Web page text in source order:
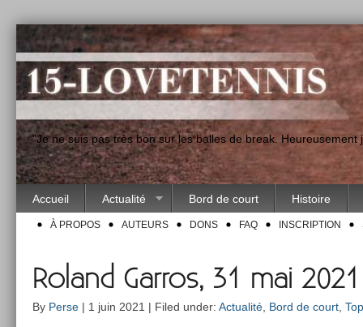
"Je ne suis pas très bon sur les balles de break.
Accueil Actualité Bord de court Histoire
À PROPOS AUTEURS DONS FAQ INSCRIPTION
Roland Garros, 31 mai 2021
By Perse | 1 juin 2021 | Filed under: Actualité Bord de court